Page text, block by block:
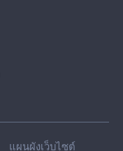
แผนผังเว็บไซต์